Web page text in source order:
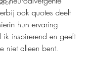
ook quotes deelt
hun ervaring
inspirerend en geeft
niet alleen bent.